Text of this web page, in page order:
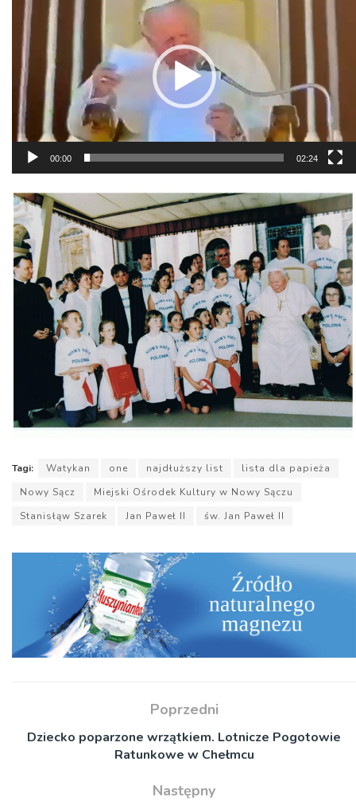
video
00:00 02:24
Tagi: Watykan one najdłuższy list
lista dla papieża
Nowy Sącz
Miejski Ośrodek Kultury w Nowy Sączu
Stanisłąw Szarek
Jan Paweł II św. Jan Paweł II
Poprzedni
Dziecko poparzone wrzątkiem. Lotnicze Pogotowie
Ratunkowe w Chełmcu
Następny